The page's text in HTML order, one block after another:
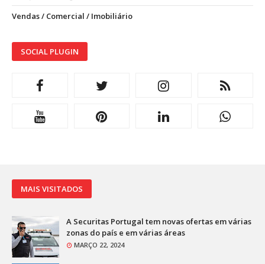
Vendas / Comercial / Imobiliário
SOCIAL PLUGIN
MAIS VISITADOS
A Securitas Portugal tem novas ofertas em várias
zonas do país e em várias áreas
MARÇO 22, 2024